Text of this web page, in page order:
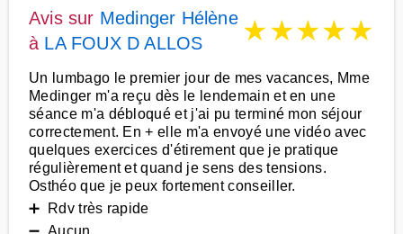
Avis sur Medinger Hélène
à LA FOUX D ALLOS ★★★★★
Un lumbago le premier jour de mes vacances, Mme
Medinger m'a reçu dès le lendemain et en une
séance m'a débloqué et j'ai pu terminé mon séjour
correctement. En + elle m'a envoyé une vidéo avec
quelques exercices d'étirement que je pratique
régulièrement et quand je sens des tensions.
Osthéo que je peux fortement conseiller.
➕ Rdv très rapide
➖ Aucun